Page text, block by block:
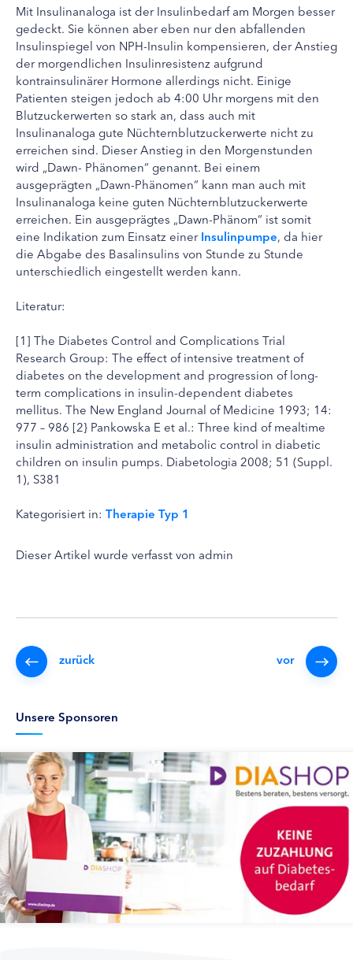
Mit Insulinanaloga ist der Insulinbedarf am Morgen besser
gedeckt. Sie können aber eben nur den abfallenden
Insulinspiegel von NPH-Insulin kompensieren, der Anstieg
der morgendlichen Insulinresistenz aufgrund
kontrainsulinärer Hormone allerdings nicht. Einige
Patienten steigen jedoch ab 4:00 Uhr morgens mit den
Blutzuckerwerten so stark an, dass auch mit
Insulinanaloga gute Nüchternblutzuckerwerte nicht zu
erreichen sind. Dieser Anstieg in den Morgenstunden
wird „Dawn- Phänomen“ genannt. Bei einem
ausgeprägten „Dawn-Phänomen“ kann man auch mit
Insulinanaloga keine guten Nüchternblutzuckerwerte
erreichen. Ein ausgeprägtes „Dawn-Phänom“ ist somit
eine Indikation zum Einsatz einerInsulinpumpe, da hier
die Abgabe des Basalinsulins von Stunde zu Stunde
unterschiedlich eingestellt werden kann.
Literatur:
[1] The Diabetes Control and Complications Trial
Research Group: The effect of intensive treatment of
diabetes on the development and progression of long-
term complications in insulin-dependent diabetes
mellitus. The New England Journal of Medicine 1993; 14:
977 – 986 [2} Pankowska E et al.: Three kind of mealtime
insulin administration and metabolic control in diabetic
children on insulin pumps. Diabetologia 2008; 51 (Suppl.
1), S381
Kategorisiert in: Therapie Typ 1
Dieser Artikel wurde verfasst von admin
zurück vor
Unsere Sponsoren